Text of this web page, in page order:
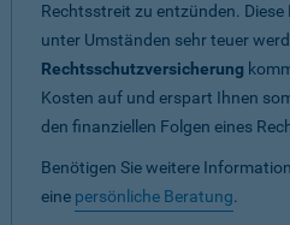
Rechtsstreit zu entzünden.
unter Umständen sehr teuer
Rechtsschutzversicherung
Kosten auf und erspart Ihnen
den finanziellen Folgen eines
Benötigen Sie weitere
eine persönliche Beratung.